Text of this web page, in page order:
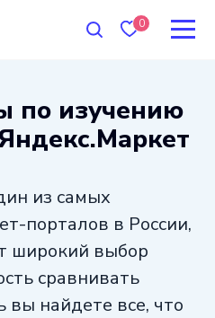
0
по изучению
из самых
порталов в России,
широкий выбор
сравнивать
вы найдете все, что